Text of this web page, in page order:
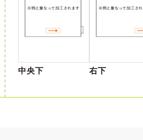
中央下 右下